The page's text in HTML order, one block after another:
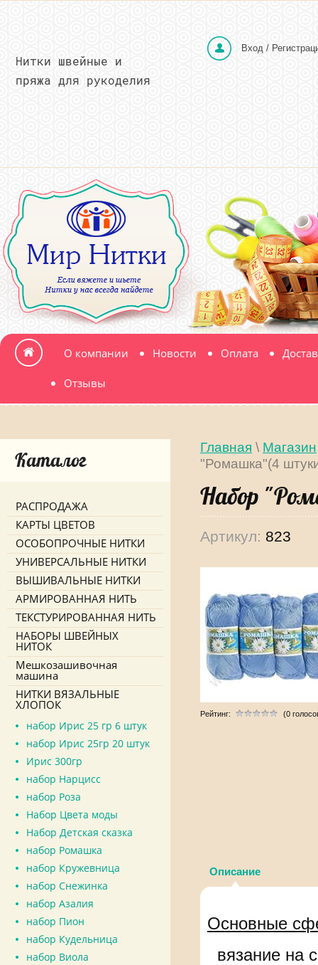
Вход /
Нитки швейные и
пряжа для рукоделия
О компании Новости Оплата
Отзывы
Главная \ Магазин
"Ромашка"(4
Набор
Артикул: 823
Рейтинг: (0
Описание
Основные
вязание на
Каталог
РАСПРОДАЖА
КАРТЫ ЦВЕТОВ
ОСОБОПРОЧНЫЕ НИТКИ
УНИВЕРСАЛЬНЫЕ НИТКИ
ВЫШИВАЛЬНЫЕ НИТКИ
АРМИРОВАННАЯ НИТЬ
ТЕКСТУРИРОВАННАЯ НИТЬ
НАБОРЫ ШВЕЙНЫХ
НИТОК
Мешкозашивочная
машина
НИТКИ ВЯЗАЛЬНЫЕ
ХЛОПОК
набор Ирис 25 гр 6 штук
набор Ирис 25гр 20 штук
Ирис 300гр
набор Нарцисс
набор Роза
Набор Цвета моды
Набор Детская сказка
набор Ромашка
набор Кружевница
набор Снежинка
набор Азалия
набор Пион
набор Кудельница
набор Виола